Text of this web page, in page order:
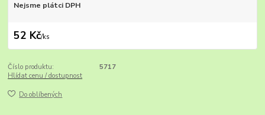
Nejsme plátci DPH
52 Kč/ks
Číslo produktu:
5717
Hlídat cenu / dostupnost
Do oblíbených